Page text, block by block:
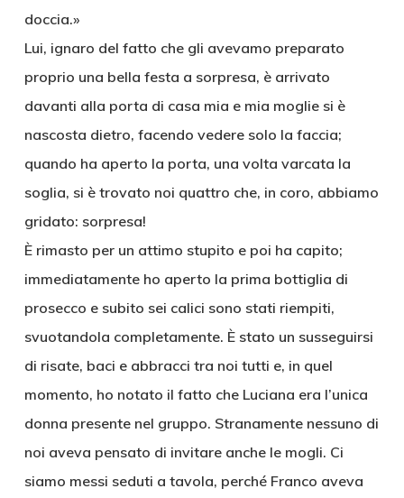
doccia.»
Lui, ignaro del fatto che gli avevamo preparato
proprio una bella festa a sorpresa, è arrivato
davanti alla porta di casa mia e mia moglie si è
nascosta dietro, facendo vedere solo la faccia;
quando ha aperto la porta, una volta varcata la
soglia, si è trovato noi quattro che, in coro, abbiamo
gridato: sorpresa!
È rimasto per un attimo stupito e poi ha capito;
immediatamente ho aperto la prima bottiglia di
prosecco e subito sei calici sono stati riempiti,
svuotandola completamente. È stato un susseguirsi
di risate, baci e abbracci tra noi tutti e, in quel
momento, ho notato il fatto che Luciana era l’unica
donna presente nel gruppo. Stranamente nessuno di
noi aveva pensato di invitare anche le mogli. Ci
siamo messi seduti a tavola, perché Franco aveva